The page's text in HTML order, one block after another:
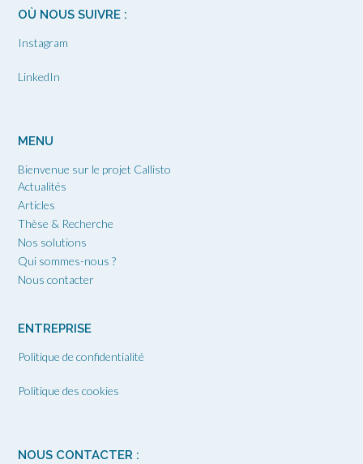
OÙ NOUS SUIVRE :
Instagram
LinkedIn
MENU
Bienvenue sur le projet Callisto
Actualités
Articles
Thèse & Recherche
Nos solutions
Qui sommes-nous ?
Nous contacter
ENTREPRISE
Politique de confidentialité
Politique des cookies
NOUS CONTACTER :